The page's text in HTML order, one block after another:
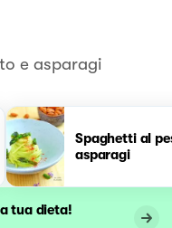
e asparagi
Spaghetti al
asparagi
tua dieta!